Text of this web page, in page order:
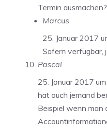
Termin ausmachen?
Marcus
25. Januar 2017
Sofern verfügbar,
Pascal
25. Januar 2017
hat auch jemand
Beispiel wenn man